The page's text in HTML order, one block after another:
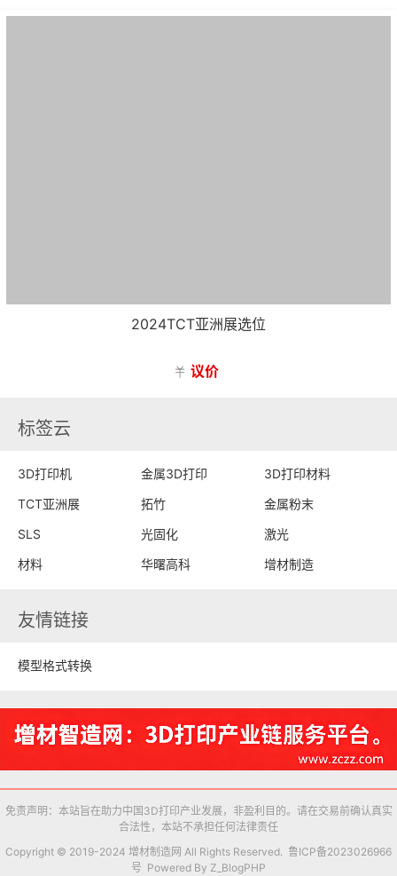
2024TCT亚洲展选位
 议价
标签云
3D打印机 金属3D打印
3D打印材料
TCT亚洲展
拓竹
金属粉末
SLS
光固化
激光
材料
华曙高科 增材制造
友情链接
模型格式转换
免责声明：本站旨在助力中国3D打印产业发展，非盈利目的。请在交易前确认真实
合法性，本站不承担任何法律责任
Copyright © 2019-2024 增材制造网 All Rights Reserved. 鲁ICP备2023026966
号 Powered By Z_BlogPHP